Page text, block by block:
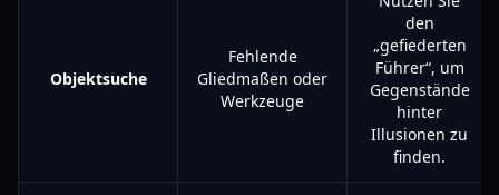
Objektsuche
Fehlende
Gliedmaßen oder
Werkzeuge
den
„gefiederten
Führer“, um
Gegenstände
hinter
Illusionen zu
finden.